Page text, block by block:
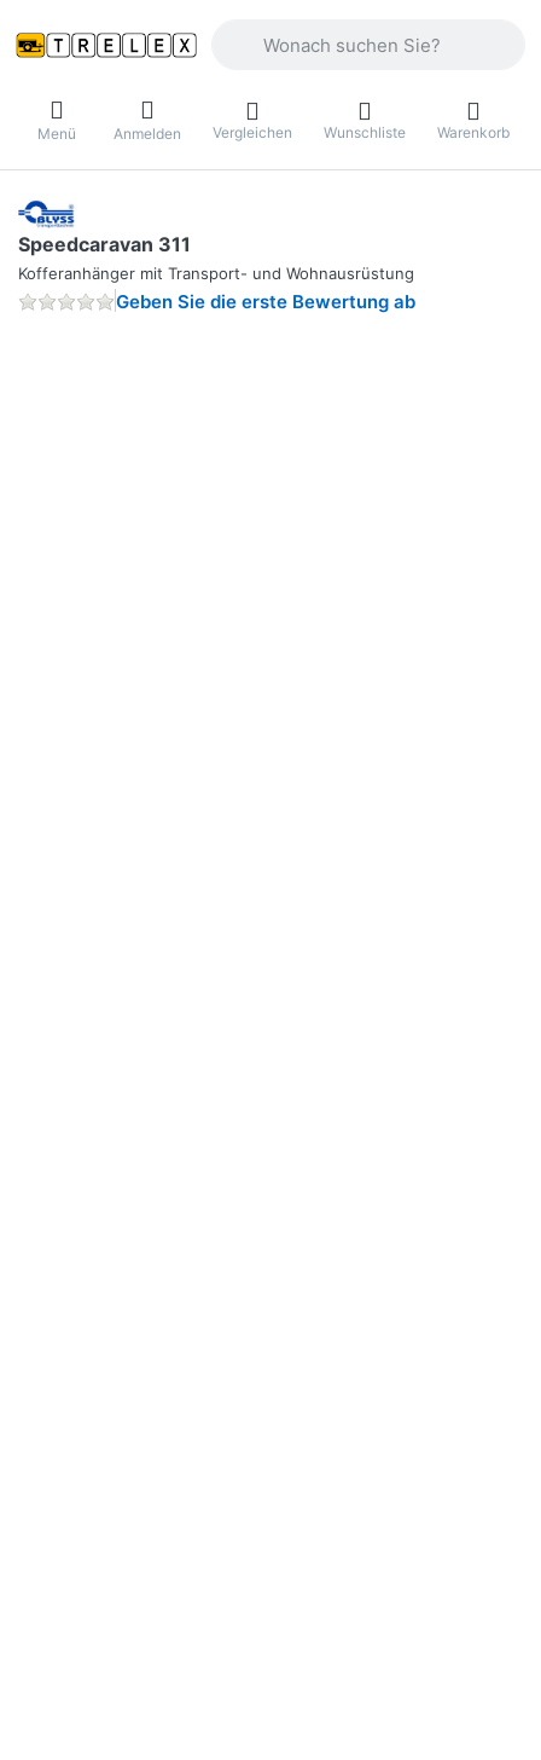
Menü Anmelden Vergleichen Wunschliste Warenkorb
Speedcaravan 311
Kofferanhänger mit Transport- und Wohnausrüstung
Geben Sie die erste Bewertung ab